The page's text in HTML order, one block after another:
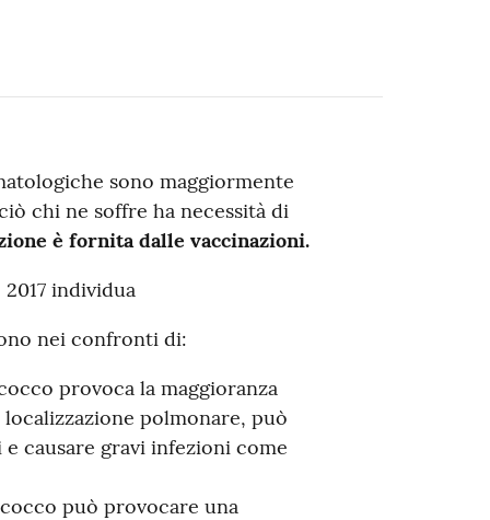
sono maggiormente
chi ne soffre ha necessità di
è fornita dalle vaccinazioni.
individua
nei confronti di:
provoca la maggioranza
polmonare, può
causare gravi infezioni come
può provocare una